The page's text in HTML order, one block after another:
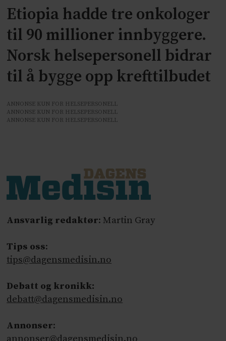
Etiopia hadde tre onkologer
til 90 millioner innbyggere.
Norsk helsepersonell bidrar
til å bygge opp krefttilbudet
ANNONSE KUN FOR HELSEPERSONELL
ANNONSE KUN FOR HELSEPERSONELL
ANNONSE KUN FOR HELSEPERSONELL
Ansvarlig redaktør: Martin Gray
Tips oss:
tips@dagensmedisin.no
Debatt og kronikk:
debatt@dagensmedisin.no
Annonser: